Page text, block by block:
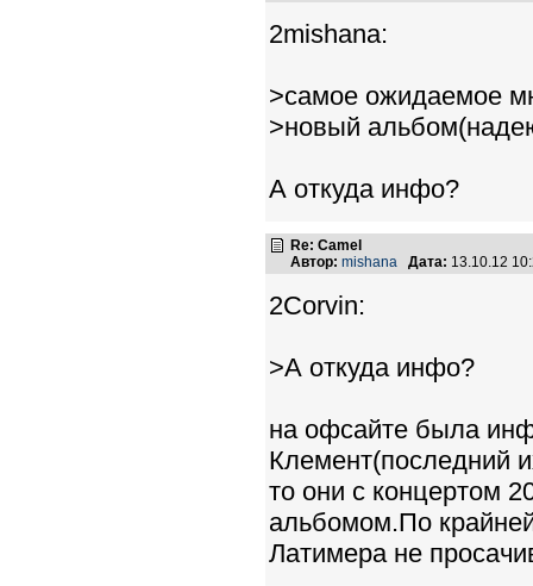
2mishana:
>самое ожидаемое
>новый
А откуда инфо?
Re: Camel
Автор: mishana Дата: 13.10.12
2Corvin:
>А откуда инфо?
на офсайте была
Клемент(последний
то они с концертом
альбомом.По
Латимера не